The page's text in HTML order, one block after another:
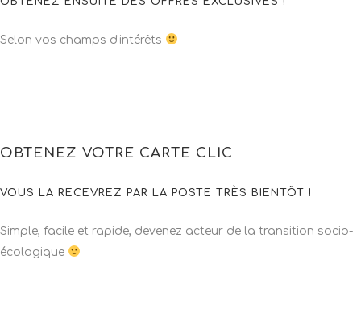
Selon vos champs d'intérêts
OBTENEZ VOTRE CARTE CLIC
VOUS LA RECEVREZ PAR LA POSTE TRÈS BIENTÔT !
Simple, facile et rapide, devenez acteur de la transition socio-
écologique